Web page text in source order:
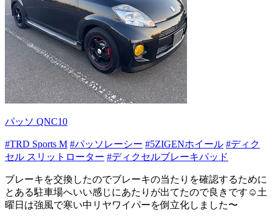
パッソ QNC10
#TRD Sports M #パッソレーシー #5ZIGENホイール #ディク
セル スリットローター #ディクセルブレーキパッド
ブレーキを交換したのでブレーキの当たりを確認するために
とある駐車場へいい感じにあたりが出てたので良きです☺️土
曜日は強風で寒い中リヤワイパーを倒立化しました〜